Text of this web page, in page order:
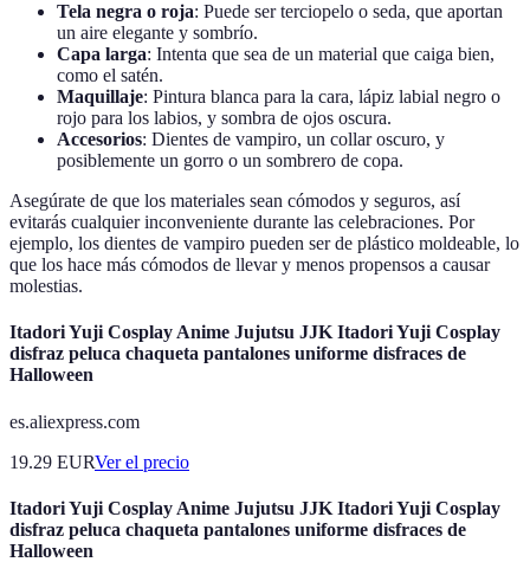
Tela negra o roja: Puede ser terciopelo o seda, que aportan
un aire elegante y sombrío.
Capa larga: Intenta que sea de un material que caiga bien,
como el satén.
Maquillaje: Pintura blanca para la cara, lápiz labial negro o
rojo para los labios, y sombra de ojos oscura.
Accesorios: Dientes de vampiro, un collar oscuro, y
posiblemente un gorro o un sombrero de copa.
Asegúrate de que los materiales sean cómodos y seguros, así
evitarás cualquier inconveniente durante las celebraciones. Por
ejemplo, los dientes de vampiro pueden ser de plástico moldeable, lo
que los hace más cómodos de llevar y menos propensos a causar
molestias.
Itadori Yuji Cosplay Anime Jujutsu JJK Itadori Yuji Cosplay
disfraz peluca chaqueta pantalones uniforme disfraces de
Halloween
es.aliexpress.com
19.29 EURVer el precio
Itadori Yuji Cosplay Anime Jujutsu JJK Itadori Yuji Cosplay
disfraz peluca chaqueta pantalones uniforme disfraces de
Halloween